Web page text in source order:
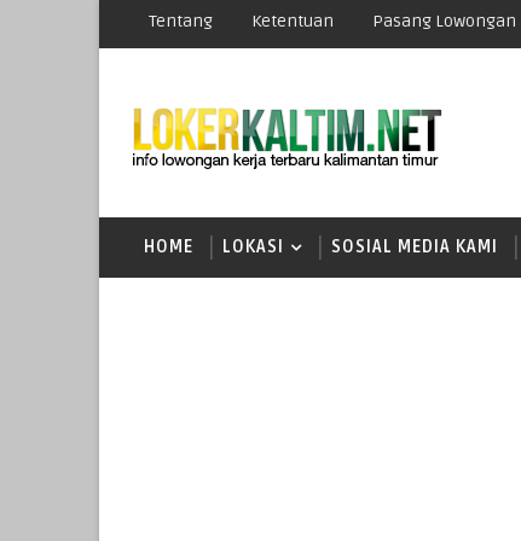
Tentang Ketentuan Pasang Lowongan
HOME LOKASI SOSIAL MEDIA KAMI